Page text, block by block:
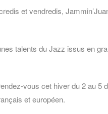
et vendredis,
talents du Jazz issus en
vous cet hiver du 2 au 5
et européen.